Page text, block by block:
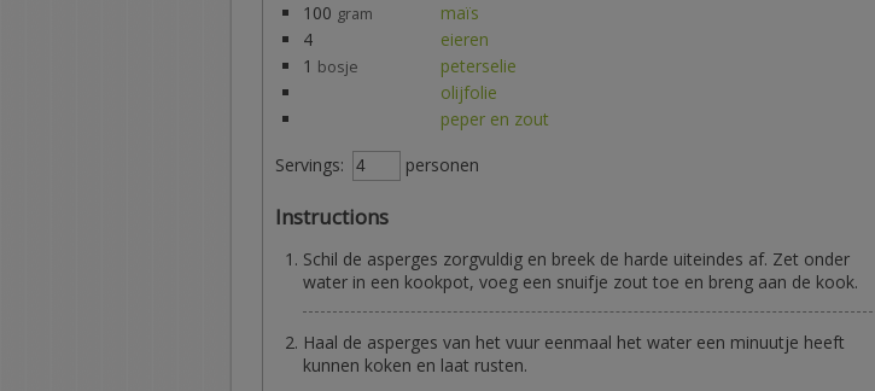
100 gram
maïs
4
eieren
1 bosje
peterselie
olijfolie
peper en zout
Servings:
personen
Instructions
Schil de asperges zorgvuldig en breek de harde uiteindes af. Zet onder
water in een kookpot, voeg een snuifje zout toe en breng aan de kook.
Haal de asperges van het vuur eenmaal het water een minuutje heeft
kunnen koken en laat rusten.